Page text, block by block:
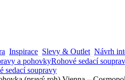
Inspirace Slevy & Outlet Návrh
a pohovkyRohové sedací
sedací soupravy